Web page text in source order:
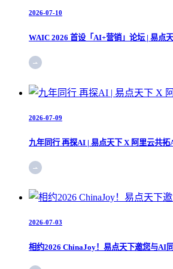
2026-07-10
WAIC 2026 首设「AI+营销」论坛 | 易点
2026-07-09
九年同行 再探AI | 易点天下 X 阿里云共
2026-07-03
相约2026 ChinaJoy！易点天下邀您与AI